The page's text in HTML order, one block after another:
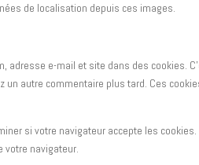
de localisation depuis ces images.
adresse e-mail et site dans des cookies.
autre commentaire plus tard. Ces
si votre navigateur accepte les cookies.
votre navigateur.